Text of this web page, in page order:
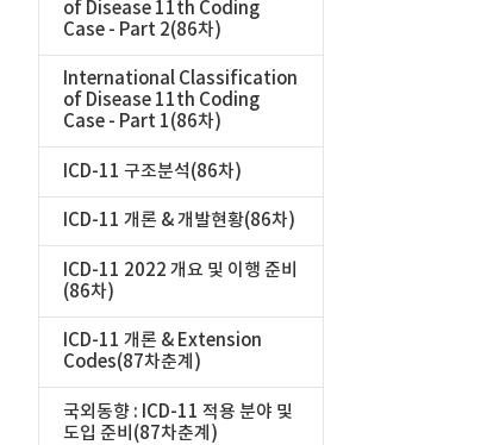
of Disease 11th Coding
Case - Part 2(86차)
International Classification
of Disease 11th Coding
Case - Part 1(86차)
ICD-11 구조분석(86차)
ICD-11 개론 & 개발현황(86차)
ICD-11 2022 개요 및 이행 준비
(86차)
ICD-11 개론 & Extension
Codes(87차춘계)
국외동향 : ICD-11 적용 분야 및
도입 준비(87차춘계)